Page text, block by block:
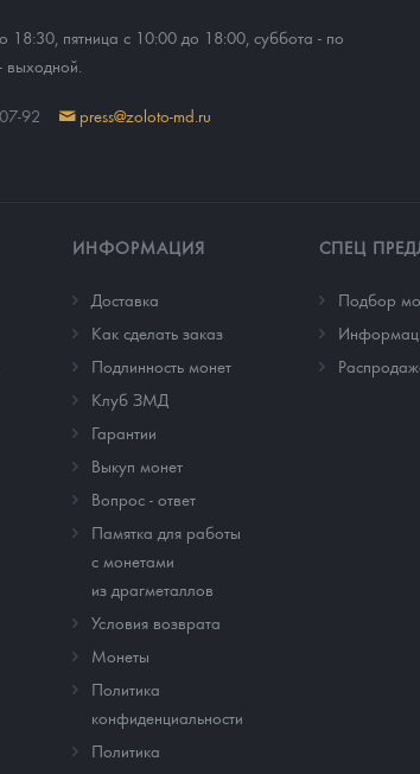
18:30, пятница с 10:00 до 18:00, суббота - по
выходной.
92 press@zoloto-md.ru
ИНФОРМАЦИЯ
Доставка
Как сделать заказ
Подлинность монет
Клуб ЗМД
Гарантии
Выкуп монет
Вопрос - ответ
Памятка для работы
с монетами
из драгметаллов
Условия возврата
Монеты
Политика
конфиденциальности
Политика
СПЕЦ
Подбор